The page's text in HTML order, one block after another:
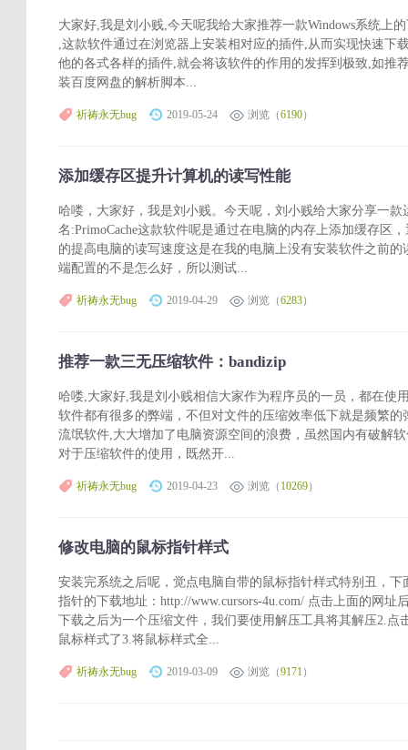
大家好,我是刘小贱,今天呢我给大家推荐一款Windows系统上的
,这款软件通过在浏览器上安装相对应的插件,从而实现快速下
他的各式各样的插件,就会将该软件的作用的发挥到极致,如推
装百度网盘的解析脚本...
祈祷永无bug 2019-05-24 浏览（6190）
添加缓存区提升计算机的读写性能
哈喽，大家好，我是刘小贱。今天呢，刘小贱给大家分享一款
名:PrimoCache这款软件呢是通过在电脑的内存上添加缓存区
的提高电脑的读写速度这是在我的电脑上没有安装软件之前
端配置的不是怎么好，所以测试...
祈祷永无bug 2019-04-29 浏览（6283）
推荐一款三无压缩软件：bandizip
哈喽,大家好,我是刘小贱相信大家作为程序员的一员，都在使
软件都有很多的弊端，不但对文件的压缩效率低下就是频繁
流氓软件,大大增加了电脑资源空间的浪费，虽然国内有破解
对于压缩软件的使用，既然开...
祈祷永无bug 2019-04-23 浏览（ 10269）
修改电脑的鼠标指针样式
安装完系统之后呢，觉点电脑自带的鼠标指针样式特别丑，
指针的下载地址：http://www.cursors-4u.com/ 点击上面的网
下载之后为一个压缩文件，我们要使用解压工具将其解压2.点
鼠标样式了3.将鼠标样式全...
祈祷永无bug 2019-03-09 浏览（9171）